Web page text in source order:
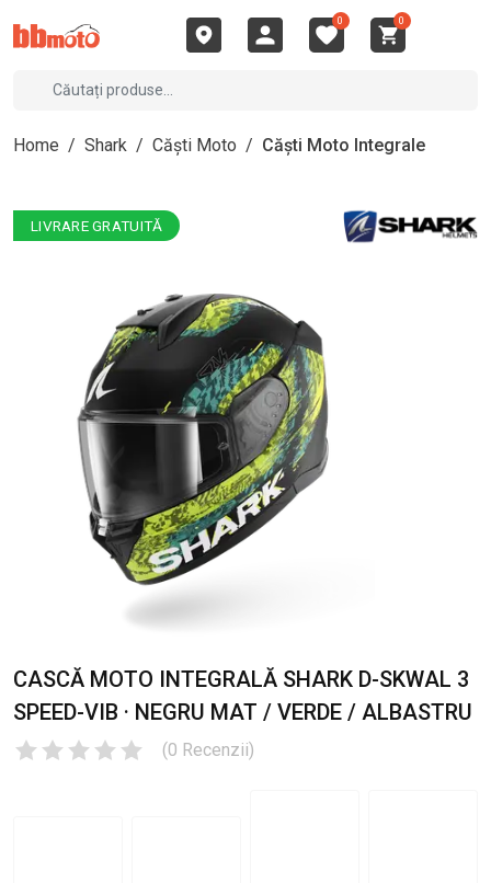
0 0
Home / Shark / Căști Moto / Căști Moto Integrale
LIVRARE GRATUITĂ
CASCĂ MOTO INTEGRALĂ SHARK D-SKWAL 3
SPEED-VIB · NEGRU MAT / VERDE / ALBASTRU
(0 Recenzii)